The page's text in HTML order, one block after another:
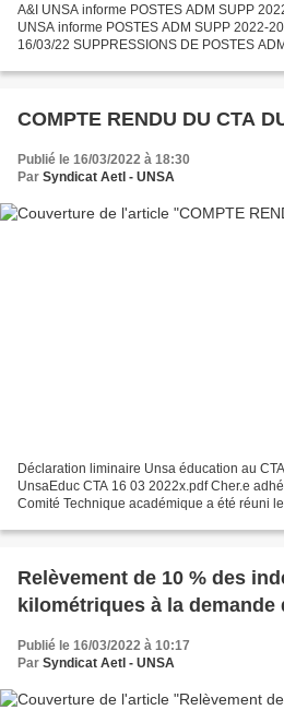
A&I UNSA informe POSTES ADM SUPP 2022-2023 -CTA 16-
UNSA informe POSTES ADM SUPP 2022-2023 -CTA 16-03-22.pdf
16/03/22 SUPPRESSIONS DE POSTES
COMPTE RENDU DU CTA
Publié le 16/03/2022 à 18:30
Par Syndicat AetI - UNSA
Déclaration liminaire Unsa éducation au
UnsaEduc CTA 16 03 2022x.pdf Cher.e
Comité Technique académique a été réuni
Relèvement de 10 % des
kilométriques à la demande
Publié le 16/03/2022 à 10:17
Par Syndicat AetI - UNSA